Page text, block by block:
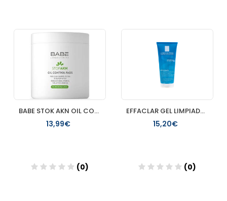
Añadir
BABE STOK AKN OIL CONTROL PADS TOALLITAS LIMPIADORAS 60UDS
13,99€
(0)
EFFACLAR GEL LIMPIADOR PURIFICANTE LA ROCHE POSAY 200 ML
15,20€
(0)